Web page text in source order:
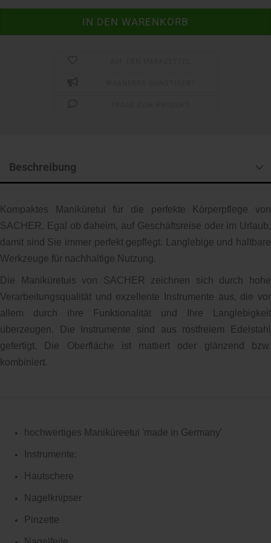
Beschreibung
Kompaktes Maniküretui für die perfekte Körperpflege von
SACHER. Egal ob daheim, auf Geschäftsreise oder im Urlaub,
damit sind Sie immer perfekt gepflegt. Langlebige und haltbare
Werkzeuge für nachhaltige Nutzung.
Die Maniküretuis von SACHER zeichnen sich durch hohe
Verarbeitungsqualität und exzellente Instrumente aus, die vor
allem durch ihre Funktionalität und Ihre Langlebigkeit
überzeugen. Die Instrumente sind aus rostfreiem Edelstahl
gefertigt. Die Oberfläche ist mattiert oder glänzend bzw.
kombiniert.
hochwertiges Maniküreetui 'made in Germany'
Instrumente:
Hautschere
Nagelknipser
Pinzette